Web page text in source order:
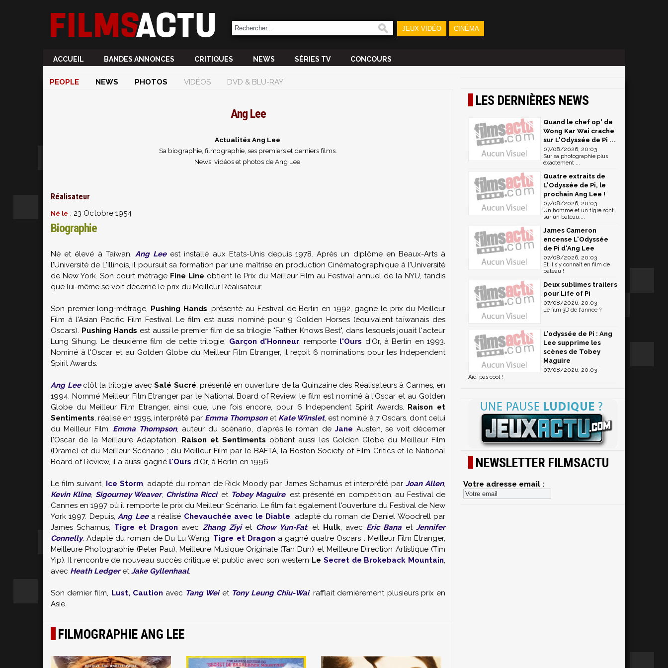
JEUX VIDÉO CINÉMA
ACCUEIL BANDES ANNONCES CRITIQUES NEWS SÉRIES TV CONCOURS
PEOPLE NEWS PHOTOS VIDÉOS DVD & BLU-RAY
Ang Lee
Actualités Ang Lee
Sa biographie, filmographie, ses premiers et derniers films.
News, vidéos et photos de Ang Lee.
Réalisateur
Né le : 23 Octobre 1954
Biographie
Né et élevé à Taiwan, Ang Leeest installé aux Etats-Unis depuis 1978. Après un diplôme en Beaux-Arts à
l'Université de L'Illinois, il poursuit sa formation par une maîtrise en production Cinématographique à l'Université
de New York. Son court métrage Fine Line obtient le Prix du Meilleur Film au Festival annuel de la NYU, tandis
que lui-même se voit décerné le prix du Meilleur Réalisateur.
Son premier long-métrage, Pushing Hands, présenté au Festival de Berlin en 1992, gagne le prix du Meilleur
Film à l'Asian Pacific Film Festival. Le film est aussi nominé pour 9 Golden Horses (équivalent taïwanais des
Oscars). Pushing Hands est aussi le premier film de sa trilogie "Father Knows Best", dans lesquels jouait l'acteur
Lung Sihung. Le deuxième film de cette trilogie, Garçon d'Honneur, remporte l'Ours d'Or, à Berlin en 1993.
Nominé à l'Oscar et au Golden Globe du Meilleur Film Etranger, il reçoit 6 nominations pour les Independent
Spirit Awards.
Ang Leeclôt la trilogie avec Salé Sucré, présenté en ouverture de la Quinzaine des Réalisateurs à Cannes, en
1994. Nommé Meilleur Film Etranger par le National Board of Review, le film est nominé à l'Oscar et au Golden
Globe du Meilleur Film Etranger, ainsi que, une fois encore, pour 6 Independent Spirit Awards. Raison et
Sentiments, réalisé en 1995, interprété par Emma Thompsonet Kate Winslet, est nominé à 7 Oscars, dont celui
du Meilleur Film. Emma Thompson, auteur du scénario, d'après le roman de Jane Austen, se voit décerner
l'Oscar de la Meilleure Adaptation. Raison et Sentiments obtient aussi les Golden Globe du Meilleur Film
(Drame) et du Meilleur Scénario ; élu Meilleur Film par le BAFTA, la Boston Society of Film Critics et le National
Board of Review, il a aussi gagné l'Ours d'Or, à Berlin en 1996.
Le film suivant, Ice Storm, adapté du roman de Rick Moody par James Schamus et interprété par Joan Allen,
Kevin Kline, Sigourney Weaver, Christina Ricci, et Tobey Maguire, est présenté en compétition, au Festival de
Cannes en 1997 où il remporte le prix du Meilleur Scénario. Le film fait également l'ouverture du Festival de New
York 1997. Depuis,Ang Leea réalisé Chevauchée avec le Diable, adapté du roman de Daniel Woodrell par
James Schamus, Tigre et Dragon avec Zhang Ziyiet Chow Yun-Fat, et Hulk, avec Eric Bana etJennifer
Connelly. Adapté du roman de Du Lu Wang, Tigre et Dragon a gagné quatre Oscars : Meilleur Film Etranger,
Meilleure Photographie (Peter Pau), Meilleure Musique Originale (Tan Dun) et Meilleure Direction Artistique (Tim
Yip). Il rencontre de nouveau succès critique et public avec son western Le Secret de Brokeback Mountain,
avec Heath LedgeretJake Gyllenhaal.
Son dernier film, Lust, Caution avec Tang Weiet Tony Leung Chiu-Wai, rafflait dernièrement plusieurs prix en
Asie.
FILMOGRAPHIE ANG LEE
LES DERNIÈRES NEWS
Quand le chef op' de
Wong Kar Wai crache
sur L'Odyssée de Pi ...
07/08/2026, 20:03
Sur sa photographie plus
exactement ...
Quatre extraits de
L'Odyssée de Pi, le
prochain Ang Lee !
07/08/2026, 20:03
Un homme et un tigre sont
sur un bateau....
James Cameron
encense L'Odyssée
de Pi d'Ang Lee
07/08/2026, 20:03
Et il s'y connaît en film de
bateau !
Deux sublimes trailers
pour Life of Pi
07/08/2026, 20:03
Le film 3D de l'année ?
L'odyssée de Pi : Ang
Lee supprime les
scènes de Tobey
Maguire
07/08/2026, 20:03
Aie, pas cool !
NEWSLETTER FILMSACTU
Votre adresse email :